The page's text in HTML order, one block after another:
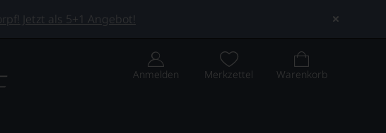
Jetzt als 5+1 Angebot!
Anmelden Merkzettel Warenkorb